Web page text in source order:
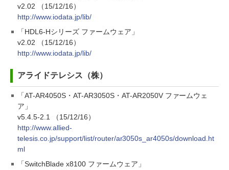
v2.02 （15/12/16）
http://www.iodata.jp/lib/
「HDL6-Hシリーズ ファームウェア」
v2.02 （15/12/16）
http://www.iodata.jp/lib/
アライドテレシス（株）
「AT-AR4050S・AT-AR3050S・AT-AR2050V ファームウェ
ア」
v5.4.5-2.1 （15/12/16）
http://www.allied-
telesis.co.jp/support/list/router/ar3050s_ar4050s/download.ht
ml
「SwitchBlade x8100 ファームウェア」